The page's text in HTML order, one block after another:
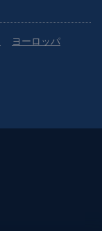
ヨーロッパ